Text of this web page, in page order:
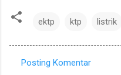
ektp ktp listrik
Posting Komentar